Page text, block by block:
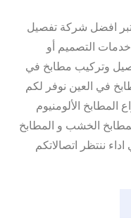
افضل شركة تفصيل
التصميم أو
وتركيب مطابخ في
في العين نوفر لكم
الألومنيوم
الخشب و المطابخ
ننتظر اتصالاتكم